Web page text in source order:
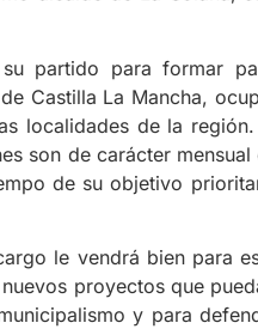
partido para formar
Castilla La Mancha,
localidades de la
son de carácter
de su objetivo
le vendrá bien para
proyectos que
y para